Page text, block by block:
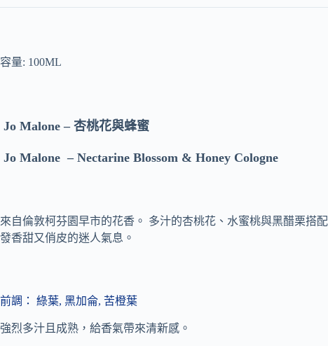
容量: 100ML
Jo Malone – 杏桃花與蜂蜜
Jo Malone – Nectarine Blossom & Honey Cologne
來自倫敦柯芬園早市的花香。 多汁的杏桃花、水蜜桃與黑醋栗搭
發香甜又俏皮的迷人氣息。
前調： 綠葉, 黑加侖, 苦橙葉
強烈多汁且成熟，給香氣帶來清新感。